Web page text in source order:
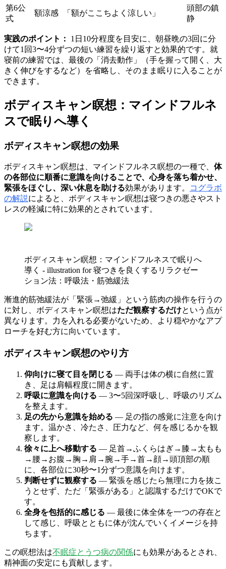
第6公
式
額涼感 「額がここちよく涼しい」
頭部の鎮
静
実践のポイント：
1日10分程度を目安に、朝昼晩の3回に分
けて1回3〜4分ずつの短い練習を繰り返すと効果的です。就
寝前の練習では、最後の「消去動作」（手を握って開く、大
きく伸びをするなど）を省略し、そのまま眠りに入ることが
できます。
ボディスキャン瞑想：マインドフルネ
スで眠りへ導く
ボディスキャン瞑想の効果
ボディスキャン瞑想は、マインドフルネス瞑想の一種で、 体
の各部位に順番に意識を向けることで、心身を落ち着かせ、
緊張をほぐし、深い休息を助ける効果があります。
コグラボ
の解説によると、ボディスキャン瞑想は寝つきの悪さやスト
レスの軽減に特に効果的とされています。
ボディスキャン瞑想：マインドフルネスで眠りへ
導く - illustration for 寝つきを良くするリラクゼー
ション法：呼吸法・筋弛緩法
漸進的筋弛緩法が「緊張→弛緩」という筋肉の操作を行うの
に対し、ボディスキャン瞑想はただ観察するだけという点が
異なります。力を入れる必要がないため、より穏やかなアプ
ローチを好む方に向いています。
ボディスキャン瞑想のやり方
仰向けに寝て目を閉じる — 両手は体の横に自然に置
き、足は肩幅程度に開きます。
呼吸に意識を向ける — 3〜5回深呼吸し、呼吸のリズム
を整えます。
足の先から意識を始める — 足の指の感覚に注意を向け
ます。温かさ、冷たさ、圧力など、何を感じるかを観
察します。
徐々に上へ移動する — 足首→ふくらはぎ→膝→太もも
→腰→お腹→胸→肩→腕→手→首→顔→頭頂部の順
に、各部位に30秒〜1分ずつ意識を向けます。
判断せずに観察する — 緊張を感じたら無理に力を抜こ
うとせず、ただ「緊張がある」と認識するだけでOKで
す。
全身を包括的に感じる — 最後に体全体を一つの存在と
して感じ、呼吸とともに体が沈んでいくイメージを持
ちます。
この瞑想法は不眠症とうつ病の関係にも効果があるとされ、
精神面の安定にも貢献します。